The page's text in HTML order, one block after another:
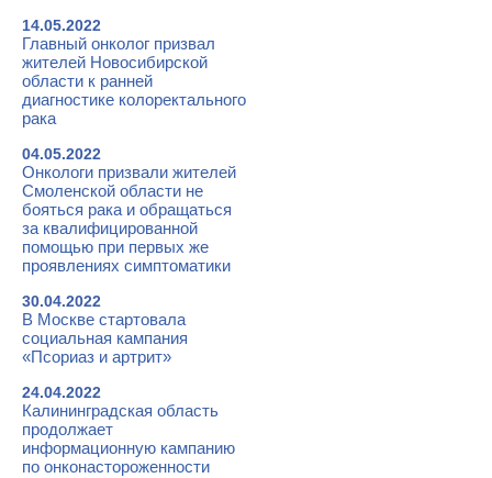
14.05.2022
Главный онколог призвал
жителей Новосибирской
области к ранней
диагностике колоректального
рака
04.05.2022
Онкологи призвали жителей
Смоленской области не
бояться рака и обращаться
за квалифицированной
помощью при первых же
проявлениях симптоматики
30.04.2022
В Москве стартовала
социальная кампания
«Псориаз и артрит»
24.04.2022
Калининградская область
продолжает
информационную кампанию
по онконастороженности